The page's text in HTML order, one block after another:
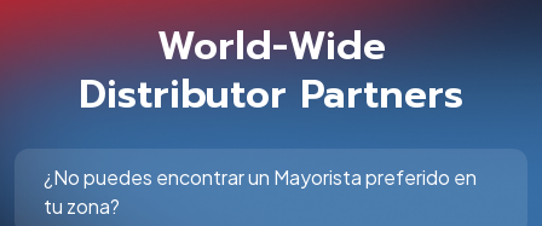
World-Wide
Distributor Partners
¿No puedes encontrar un Mayorista preferido en
tu zona?